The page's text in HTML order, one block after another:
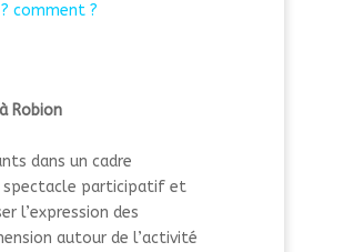
comment ?
Robion
dans un cadre
spectacle participatif et
l’expression des
autour de l’activité